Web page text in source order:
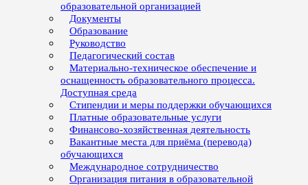
образовательной организацией
Документы
Образование
Руководство
Педагогический состав
Материально-техническое обеспечение и
оснащенность образовательного процесса.
Доступная среда
Стипендии и меры поддержки обучающихся
Платные образовательные услуги
Финансово-хозяйственная деятельность
Вакантные места для приёма (перевода)
обучающихся
Международное сотрудничество
Организация питания в образовательной